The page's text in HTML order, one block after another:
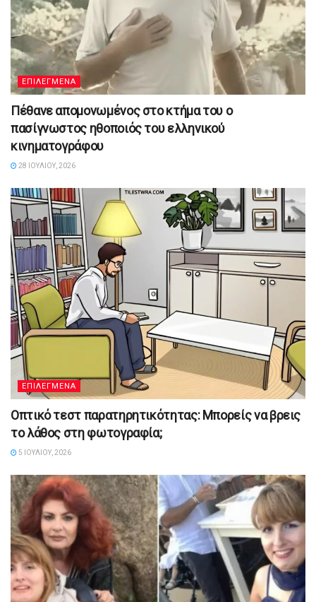
ΕΠΙΛΕΓΜΕΝΑ
Πέθανε απομονωμένος στο κτήμα του ο
πασίγνωστος ηθοποιός του ελληνικού
κινηματογράφου
28 ΙΟΥΛΊΟΥ, 2026
ΕΠΙΛΕΓΜΕΝΑ
Οπτικό τεστ παρατηρητικότητας: Μπορείς να βρεις
το λάθος στη φωτογραφία;
5 ΙΟΥΛΊΟΥ, 2026